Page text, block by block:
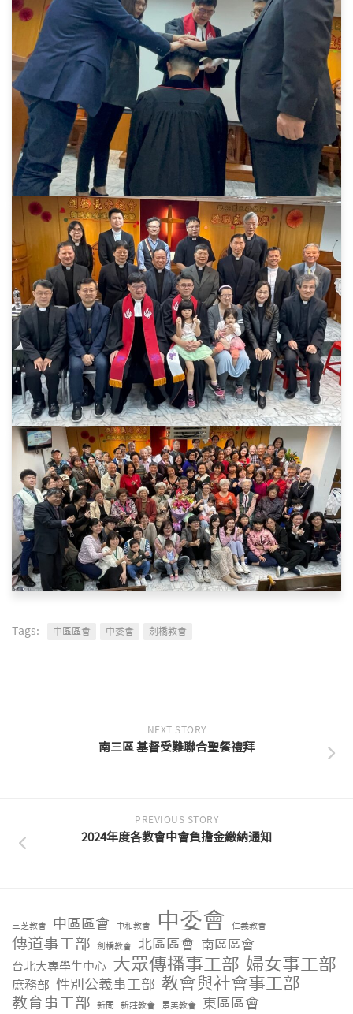
Tags: 中區區會 中委會 劍橋教會
NEXT STORY
南三區 基督受難聯合聖餐禮拜
PREVIOUS STORY
2024年度各教會中會負擔金繳納通知
三芝教會 中區區會 中和教會 中委會 仁義教會
傳道事工部 劍橋教會 北區區會 南區區會
台北大專學生中心 大眾傳播事工部 婦女事工部
庶務部 性別公義事工部 教會與社會事工部
教育事工部 新聞 新莊教會 景美教會 東區區會